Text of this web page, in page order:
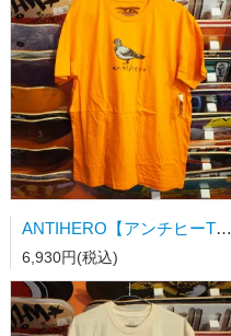
ANTIHERO【アンチヒーTシャツ】 OG PIGEON ORANGE Ｌサイズ
6,930円(税込)